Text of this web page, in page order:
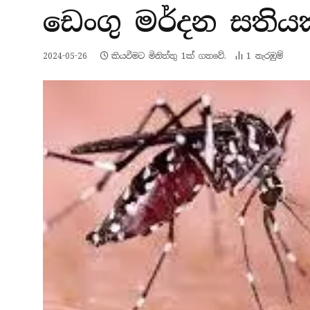
ඩෙංගු මර්දන
2024-05-26 කියවීමට මිනිත්තු 1ක් ගතවේ. 1 නැරඹු​ම්